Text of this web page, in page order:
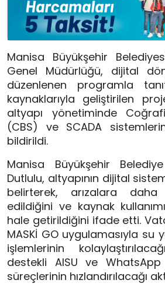
Manisa Büyükşehir
Genel Müdürlüğü, dijital
düzenlenen programla
kaynaklarıyla geliştirilen
altyapı yönetiminde
(CBS) ve SCADA
bildirildi.
Manisa Büyükşehir
Dutlulu, altyapının dijital
belirterek, arızalara daha
edildiğini ve kaynak
hale getirildiğini ifade etti.
MASKİ GO uygulamasıyla su
işlemlerinin
destekli AISU ve
süreçlerinin hızlandırılacağı